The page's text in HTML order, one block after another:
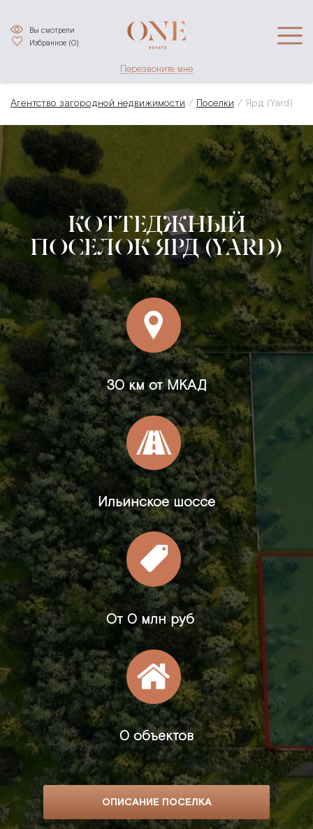
Избранное (0)
Вы смотрели
Перезвоните мне
Агентство загородной недвижимости Поселки Ярд (Yard)
КОТТЕДЖНЫЙ
ПОСЕЛОК ЯРД (YARD)
30 км от МКАД
Ильинское шоссе
От 0 млн руб
0 объектов
ОПИСАНИЕ ПОСЕЛКА